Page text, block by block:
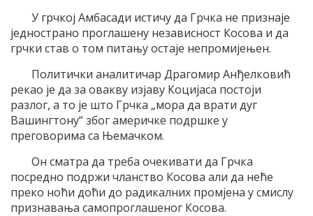
У грчкој Амбасади истичу да Грчка не признаје
једнострано проглашену независност Косова и да
грчки став о том питању остаје непромијењен.
Политички аналитичар Драгомир Анђелковић
рекао је да за овакву изјаву Коцијаса постоји
разлог, а то је што Грчка „мора да врати дуг
Вашингтону“ због америчке подршке у
преговорима са Њемачком.
Он сматра да треба очекивати да Грчка
посредно подржи чланство Косова али да неће
преко ноћи доћи до радикалних промјена у смислу
признавања самопроглашеног Косова.